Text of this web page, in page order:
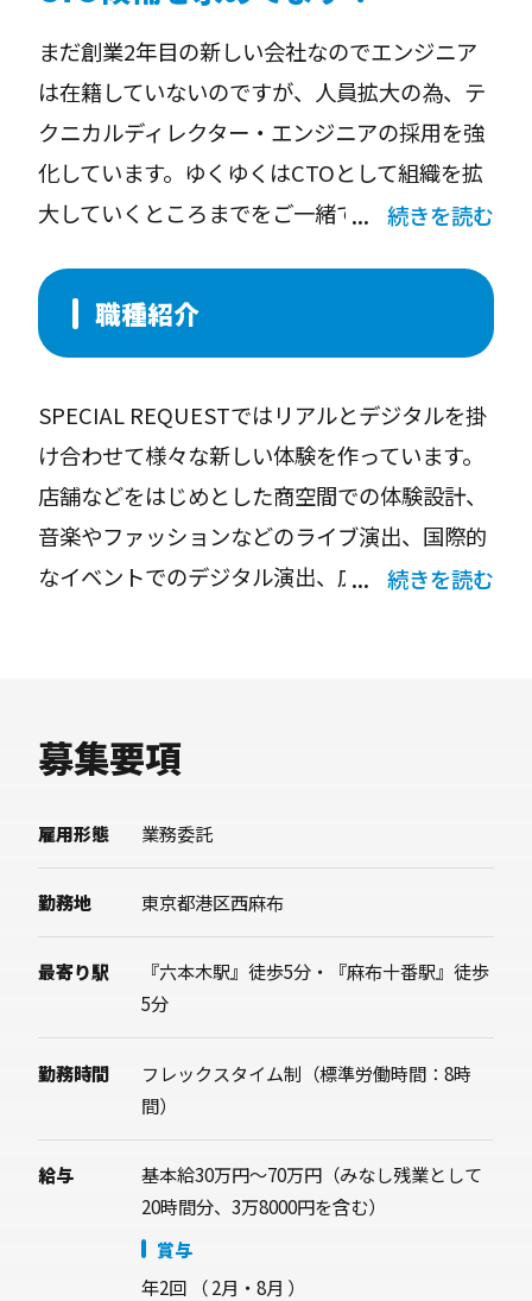
まだ創業2年目の新しい会社なのでエンジニア
は在籍していないのですが、人員拡大の為、テ
クニカルディレクター・エンジニアの採用を強
化しています。ゆくゆくはCTOとして組織を拡
大していくところまでをご一緒できる方を求め
続きを読む
職種紹介
SPECIAL REQUESTではリアルとデジタルを掛
け合わせて様々な新しい体験を作っています。
店舗などをはじめとした商空間での体験設計、
音楽やファッションなどのライブ演出、国際的
なイベントでのデジタル演出、広告プロモーシ
フィジビリティ確認、システム設計、開発のク
オリティ管理をお任せします。
続きを読む
募集要項
雇用形態 業務委託
勤務地 東京都港区西麻布
最寄り駅
『六本木駅』徒歩5分・『麻布十番駅』徒歩
5分
勤務時間
フレックスタイム制（標準労働時間：8時
間）
給与
基本給30万円〜70万円（みなし残業として
20時間分、3万8000円を含む）
賞与
年2回
（ 2月・8月 ）